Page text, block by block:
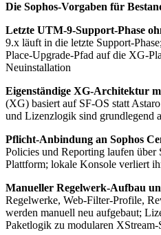
Die Sophos-Vorgaben für
Letzte UTM-9-Support-Phase
9.x läuft in die letzte Support-
Place-Upgrade-Pfad auf die XG-
Neuinstallation
Eigenständige XG-Architektur
(XG) basiert auf SF-OS statt
und Lizenzlogik sind grundlegend
Pflicht-Anbindung an Sophos
Policies und Reporting laufen über
Plattform; lokale Konsole verliert
Manueller Regelwerk-Aufbau
Regelwerke, Web-Filter-Profile,
werden manuell neu aufgebaut;
Paketlogik zu modularen XStream-